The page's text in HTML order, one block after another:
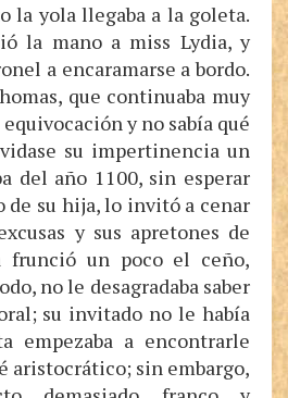
la yola llegaba a la goleta.
la mano a miss Lydia, y
a encaramarse a bordo.
que continuaba muy
y no sabía qué
su impertinencia un
del año 1100, sin esperar
su hija, lo invitó a cenar
y sus apretones de
frunció un poco el ceño,
no le desagradaba saber
su invitado no le había
empezaba a encontrarle
aristocrático; sin embargo,